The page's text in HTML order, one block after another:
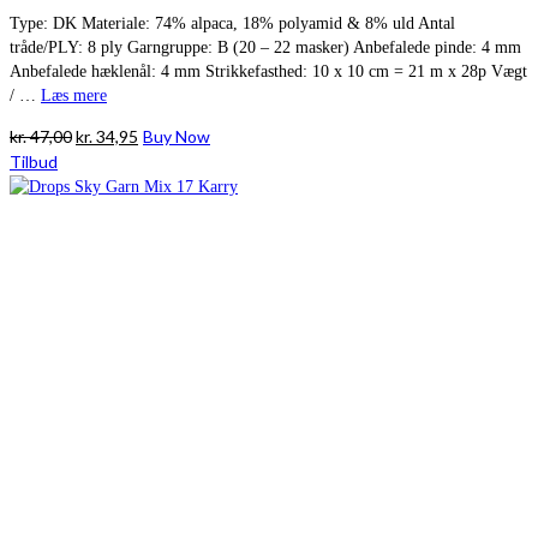
Type: DK Materiale: 74% alpaca, 18% polyamid & 8% uld Antal
tråde/PLY: 8 ply Garngruppe: B (20 – 22 masker) Anbefalede pinde: 4 mm
Anbefalede hæklenål: 4 mm Strikkefasthed: 10 x 10 cm = 21 m x 28p Vægt
/ … Læs mere
kr.47,00Den
pris
kr.34,95 Den
pris
Buy Now
Tilbud